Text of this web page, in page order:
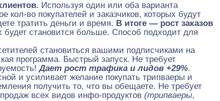
Используя один или оба варианта
кол-во покупателей и заказчиков, которых будут
тратить деньги и время. В итоге — рост заказов
будет становится больше. Способ подходит для
становиться вашими подписчиками на
программа. Быстрый запуск. Не требует
Дает рост трафика и лидов +29%.
и усиливает желание покупать трипваеры и
получить то, что вы обещаете. Не требует
всех видов инфо-продуктов (трипваеры,